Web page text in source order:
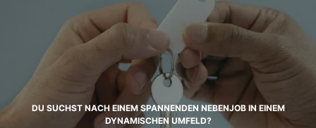
DU SUCHST NACH EINEM SPANNENDEN NEBENJOB IN EINEM
DYNAMISCHEN UMFELD?